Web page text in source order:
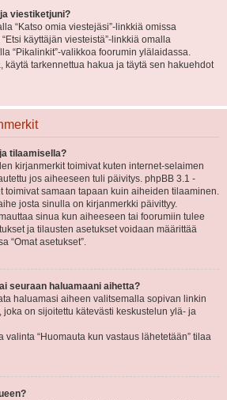
viestiketjuni?
“Katso omia viestejäsi”-linkkiä omissa
käyttäjän viesteistä”-linkkiä omalla
“Pikalinkit”-valikkoa foorumin ylälaidassa.
käytä tarkennettua hakua ja täytä sen hakuehdot
tilaamisella?
kirjanmerkit toimivat kuten internet-selaimen
jos aiheeseen tuli päivitys. phpBB 3.1 -
toimivat samaan tapaan kuin aiheiden tilaaminen.
josta sinulla on kirjanmerkki päivittyy.
sinua kun aiheeseen tai foorumiin tulee
ja tilausten asetukset voidaan määrittää
“Omat asetukset”.
seuraan haluamaani aihetta?
haluamasi aiheen valitsemalla sopivan linkin
joka on sijoitettu kätevästi keskustelun ylä- ja
valinta “Huomauta kun vastaus lähetetään” tilaa